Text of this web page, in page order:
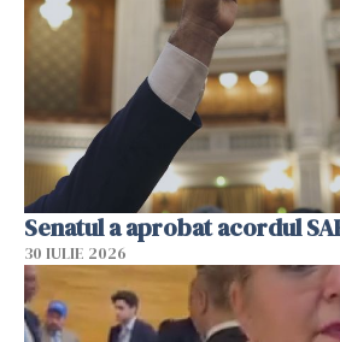
Senatul a aprobat acordul
30 IULIE 2026